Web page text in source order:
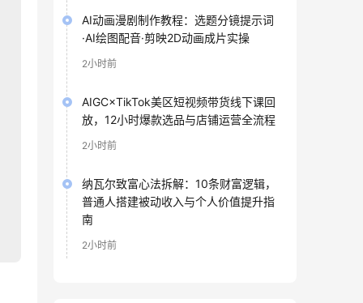
AI动画漫剧制作教程：选题分镜提示词
·AI绘图配音·剪映2D动画成片实操
2小时前
AIGC×TikTok美区短视频带货线下课回
放，12小时爆款选品与店铺运营全流程
2小时前
纳瓦尔致富心法拆解：10条财富逻辑，
普通人搭建被动收入与个人价值提升指
南
2小时前